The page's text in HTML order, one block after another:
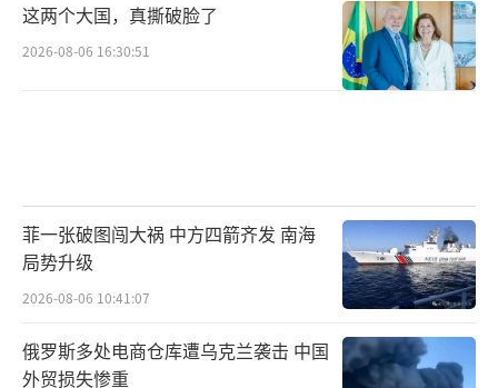
这两个大国，真撕破脸了
2026-08-06 16:30:51
菲一张破图闯大祸 中方四箭齐发 南海
局势升级
2026-08-06 10:41:07
俄罗斯多处电商仓库遭乌克兰袭击 中国
外贸损失惨重